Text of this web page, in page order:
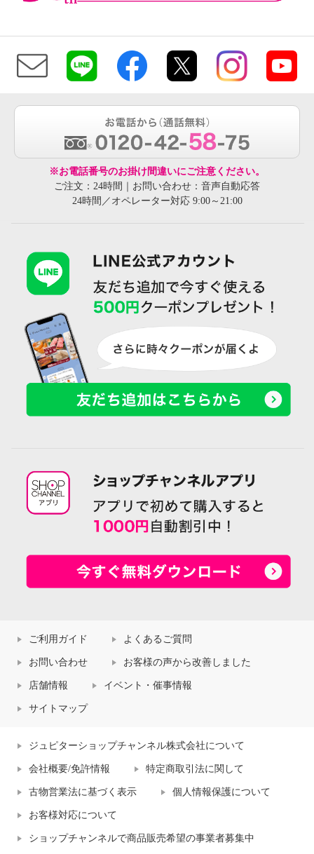
※お電話番号のお掛け間違いにご注意ください。
ご注文：24時間｜お問い合わせ：音声自動応答
24時間／オペレーター対応 9:00～21:00
ご利用ガイド よくあるご質問
お問い合わせ お客様の声から改善しました
店舗情報 イベント・催事情報
サイトマップ
ジュピターショップチャンネル株式会社について
会社概要/免許情報 特定商取引法に関して
古物営業法に基づく表示 個人情報保護について
お客様対応について
ショップチャンネルで商品販売希望の事業者募集中